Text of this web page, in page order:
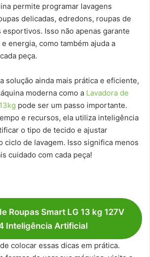
permite programar lavagens
delicadas, edredons, roupas de
Isso não apenas garante
energia, como também ajuda a
peça.
solução ainda mais prática e eficiente,
moderna como a Lavadora de
pode ser um passo importante.
e recursos, ela utiliza inteligência
o tipo de tecido e ajustar
ciclo de lavagem. Isso significa menos
cuidado com cada peça!
Roupas Smart LG 13 kg 127V
Inteligência Artificial
colocar essas dicas em prática.